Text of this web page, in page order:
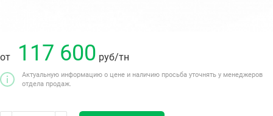
от 117 600 руб/тн
Актуальную информацию о цене и наличию просьба уточнять у менеджеров
отдела продаж.